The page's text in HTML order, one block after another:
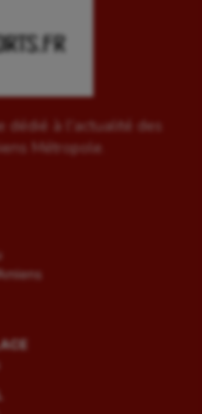
dédié à l'actualité des
Métropole.